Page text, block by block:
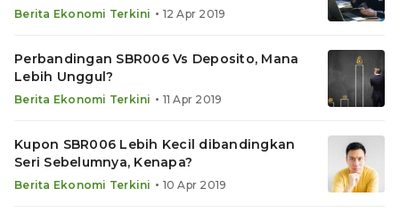
Berita Ekonomi Terkini • 12 Apr 2019
Perbandingan SBR006 Vs Deposito, Mana
Lebih Unggul?
Berita Ekonomi Terkini • 11 Apr 2019
Kupon SBR006 Lebih Kecil dibandingkan
Seri Sebelumnya, Kenapa?
Berita Ekonomi Terkini • 10 Apr 2019